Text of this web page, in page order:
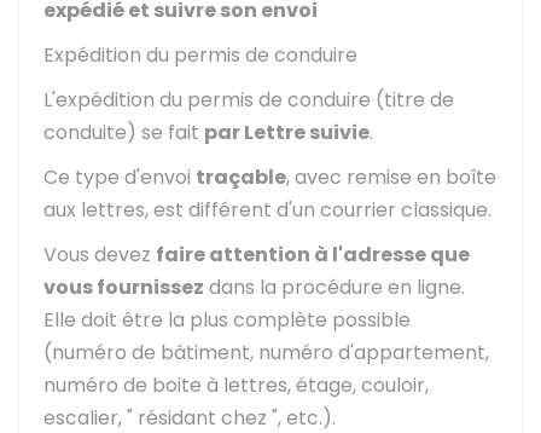
expédié et suivre son envoi
Expédition du permis de conduire
L'expédition du permis de conduire (titre de
conduite) se fait par Lettre suivie.
Ce type d'envoi traçable, avec remise en boîte
aux lettres, est différent d'un courrier classique.
Vous devez faire attention à l'adresse que
vous fournissez dans la procédure en ligne.
Elle doit être la plus complète possible
(numéro de bâtiment, numéro d'appartement,
numéro de boite à lettres, étage, couloir,
escalier, " résidant chez ", etc.).